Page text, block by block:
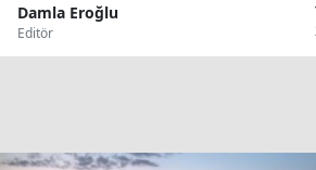
Damla Eroğlu
Editör